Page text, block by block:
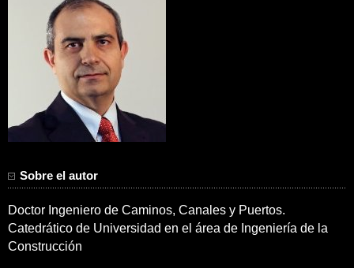
Sobre el autor
Doctor Ingeniero de Caminos, Canales y Puertos.
Catedrático de Universidad en el área de Ingeniería de la
Construcción